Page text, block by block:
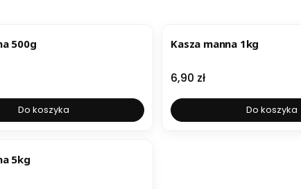
500g
Do koszyka
Kasza manna 1kg
Cena
6,90 zł
Do koszyka
5kg